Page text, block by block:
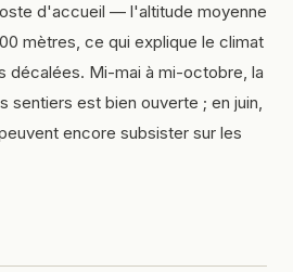
d'accueil — l'altitude moyenne
mètres, ce qui explique le climat
décalées. Mi-mai à mi-octobre, la
sentiers est bien ouverte ; en juin,
encore subsister sur les